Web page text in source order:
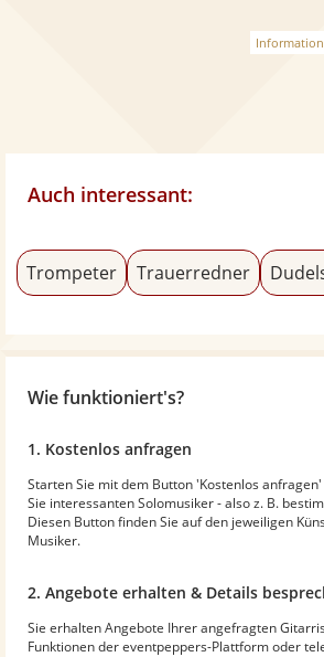
Auch interessant:
Trompeter Trauerredner
Wie funktioniert's?
1. Kostenlos anfragen
Starten Sie mit dem Button 'Kostenlos
Sie interessanten Solomusiker - also z. B.
Diesen Button finden Sie auf den jeweiligen
Musiker.
2. Angebote erhalten & Details
Sie erhalten Angebote Ihrer angefragten
Funktionen der eventpeppers-Plattform oder